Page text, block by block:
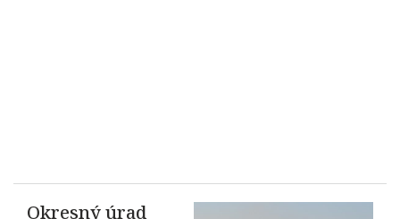
Okresný úrad